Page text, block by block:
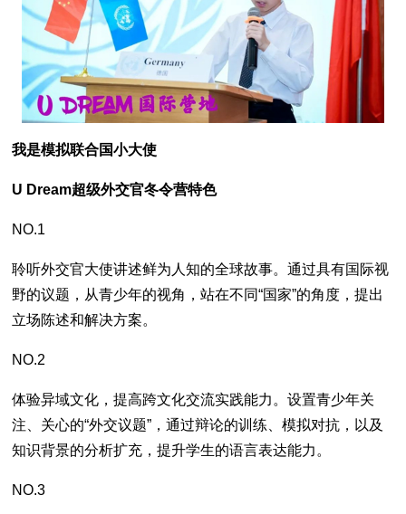
我是模拟联合国小大使
U Dream超级外交官冬令营特色
NO.1
聆听外交官大使讲述鲜为人知的全球故事。通过具有国际视
野的议题，从青少年的视角，站在不同“国家”的角度，提出
立场陈述和解决方案。
NO.2
体验异域文化，提高跨文化交流实践能力。设置青少年关
注、关心的“外交议题”，通过辩论的训练、模拟对抗，以及
知识背景的分析扩充，提升学生的语言表达能力。
NO.3